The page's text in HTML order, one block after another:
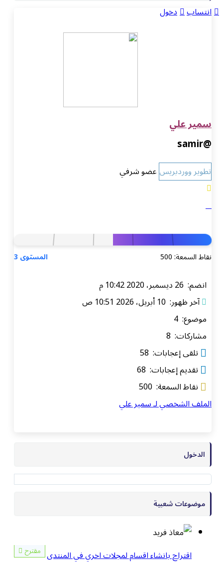
انتساب دخول
سمير علي
@samir
تطوير ووردبريسعضو شرفي
نقاط السمعة: 500 المستوى 3
انضم: 26 ديسمبر، 2020 10:42 م
آخر ظهور: 10 أبريل، 2026 10:51 ص
موضوع: 4
مشاركات: 8
تلقى إعجابات: 58
تقديم إعجابات: 68
نقاط السمعة: 500
الملف الشخصي لـ سمير علي
الدخول
موضوعات شعبية
مقترح اقتراح بانشاء اقسام لمجلات اخري في المنتدى